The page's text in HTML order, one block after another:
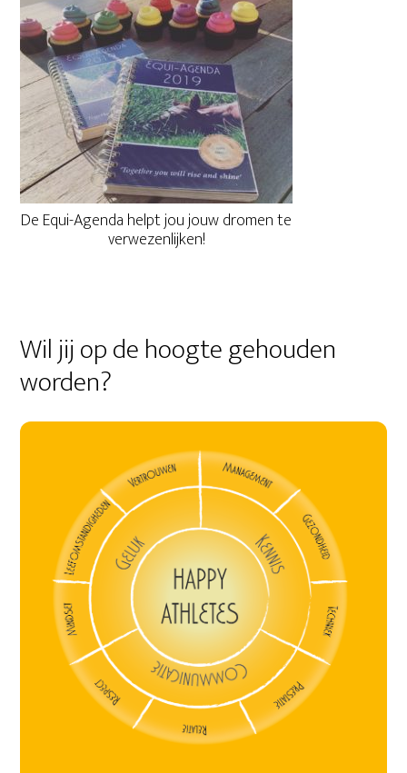
De Equi-Agenda helpt jou jouw dromen te
verwezenlijken!
Wil jij op de hoogte gehouden
worden?